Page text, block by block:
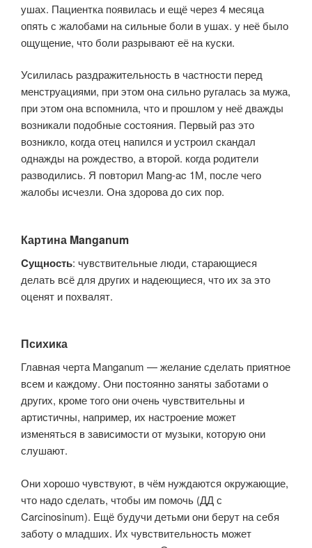
ушах. Пациентка появилась и ещё через 4 месяца
опять с жалобами на сильные боли в ушах. у неё было
ощущение, что боли разрывают её на куски.
Усилилась раздражительность в частности перед
менструациями, при этом она сильно ругалась за мужа,
при этом она вспомнила, что и прошлом у неё дважды
возникали подобные состояния. Первый раз это
возникло, когда отец напился и устроил скандал
однажды на рождество, а второй. когда родители
разводились. Я повторил Mang-ac 1М, после чего
жалобы исчезли. Она здорова до сих пор.
Картина Manganum
Cущность: чувствительные люди, старающиеся
делать всё для других и надеющиеся, что их за это
оценят и похвалят.
Психика
Главная черта Manganum — желание сделать приятное
всем и каждому. Они постоянно заняты заботами о
других, кроме того они очень чувствительны и
артистичны, например, их настроение может
изменяться в зависимости от музыки, которую они
слушают.
Они хорошо чувствуют, в чём нуждаются окружающие,
что надо сделать, чтобы им помочь (ДД с
Carcinosinum). Ещё будучи детьми они берут на себя
заботу о младших. Их чувствительность может